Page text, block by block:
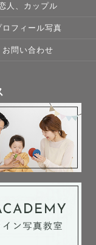
-
と
人、カップル
ロフィール写真
お問い合わせ